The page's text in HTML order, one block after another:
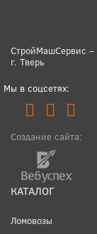
СтройМашСервис –
г. Тверь
Мы в соцсетях:
Создание сайта:
КАТАЛОГ
Ломовозы